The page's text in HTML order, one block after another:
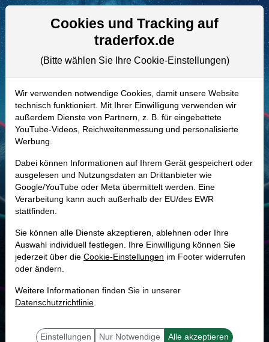
Aktien- und Artikelsuche
851413 | IP–International Paper
Aktie
Realtime-Aktienkurs:
- - -
-
Marktkapitalisierung 22,11 Mrd. USD
Unternehmenswert
Umsatz 23,63 Mrd. USD
26.4 %
mit dieser Aktie erfolgreich sein.
Cookies und Tracking auf
traderfox.de
(Bitte wählen Sie Ihre Cookie-Einstellungen)
Wir verwenden notwendige Cookies, damit unsere Website
technisch funktioniert. Mit Ihrer Einwilligung verwenden wir
außerdem Dienste von Partnern, z. B. für eingebettete
YouTube-Videos, Reichweitenmessung und personalisierte
Werbung.
Dabei können Informationen auf Ihrem Gerät gespeichert oder
ausgelesen und Nutzungsdaten an Drittanbieter wie
Google/YouTube oder Meta übermittelt werden. Eine
Verarbeitung kann auch außerhalb der EU/des EWR
stattfinden.
Sie können alle Dienste akzeptieren, ablehnen oder Ihre
Auswahl individuell festlegen. Ihre Einwilligung können Sie
jederzeit über die Cookie-Einstellungen im Footer widerrufen
oder ändern.
Weitere Informationen finden Sie in unserer
Datenschutzrichtlinie.
Einstellungen Nur Notwendige Alle akzeptieren